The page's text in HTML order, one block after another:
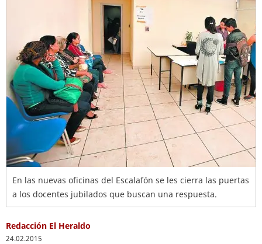
En las nuevas oficinas del Escalafón se les cierra las puertas
a los docentes jubilados que buscan una respuesta.
Redacción El Heraldo
24.02.2015